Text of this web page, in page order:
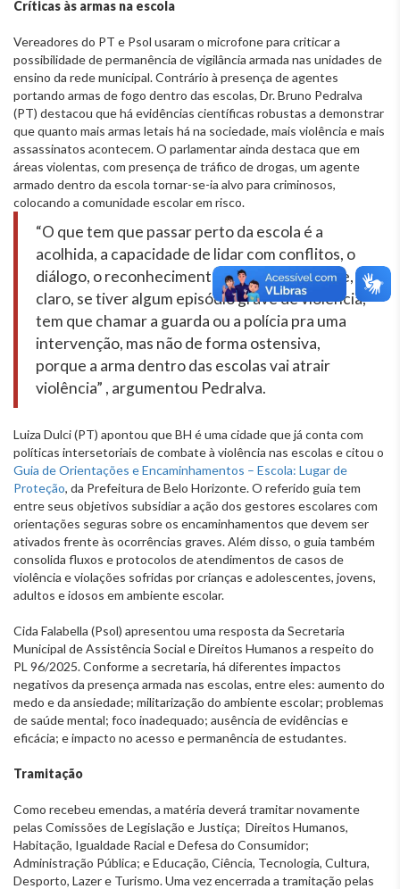
Críticas às armas na escola
Vereadores do PT e Psol usaram o microfone para criticar a
possibilidade de permanência de vigilância armada nas unidades de
ensino da rede municipal. Contrário à presença de agentes
portando armas de fogo dentro das escolas, Dr. Bruno Pedralva
(PT) destacou que há evidências científicas robustas a demonstrar
que quanto mais armas letais há na sociedade, mais violência e mais
assassinatos acontecem. O parlamentar ainda destaca que em
áreas violentas, com presença de tráfico de drogas, um agente
armado dentro da escola tornar-se-ia alvo para criminosos,
colocando a comunidade escolar em risco.
“O que tem que passar perto da escola é a
acolhida, a capacidade de lidar com conflitos, o
diálogo, o reconhecimento das diversidades e,
claro, se tiver algum episódio grave de violência,
tem que chamar a guarda ou a polícia pra uma
intervenção, mas não de forma ostensiva,
porque a arma dentro das escolas vai atrair
violência” , argumentou Pedralva.
Luiza Dulci (PT) apontou que BH é uma cidade que já conta com
políticas intersetoriais de combate à violência nas escolas e citou o
Guia de Orientações e Encaminhamentos – Escola: Lugar de
Proteção, da Prefeitura de Belo Horizonte. O referido guia tem
entre seus objetivos subsidiar a ação dos gestores escolares com
orientações seguras sobre os encaminhamentos que devem ser
ativados frente às ocorrências graves. Além disso, o guia também
consolida fluxos e protocolos de atendimentos de casos de
violência e violações sofridas por crianças e adolescentes, jovens,
adultos e idosos em ambiente escolar.
Cida Falabella (Psol) apresentou uma resposta da Secretaria
Municipal de Assistência Social e Direitos Humanos a respeito do
PL 96/2025. Conforme a secretaria, há diferentes impactos
negativos da presença armada nas escolas, entre eles: aumento do
medo e da ansiedade; militarização do ambiente escolar; problemas
de saúde mental; foco inadequado; ausência de evidências e
eficácia; e impacto no acesso e permanência de estudantes.
Tramitação
Como recebeu emendas, a matéria deverá tramitar novamente
pelas Comissões de Legislação e Justiça; Direitos Humanos,
Habitação, Igualdade Racial e Defesa do Consumidor;
Administração Pública; e Educação, Ciência, Tecnologia, Cultura,
Desporto, Lazer e Turismo. Uma vez encerrada a tramitação pelas